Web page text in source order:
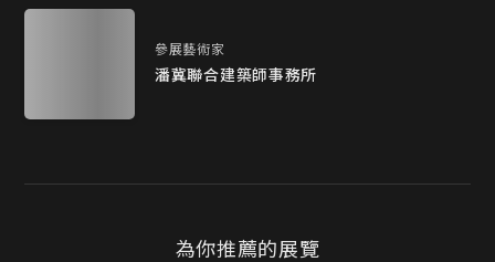
參展藝術家
潘冀聯合建築師事務所
為你推薦的展覽